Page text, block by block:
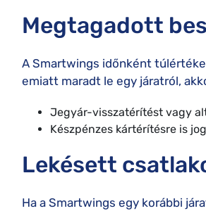
Megtagadott
A Smartwings időnként
emiatt maradt le egy járatról,
Jegyár-visszatérítést vagy
Készpénzes kártérítésre is
Lekésett
Ha a Smartwings egy korábbi